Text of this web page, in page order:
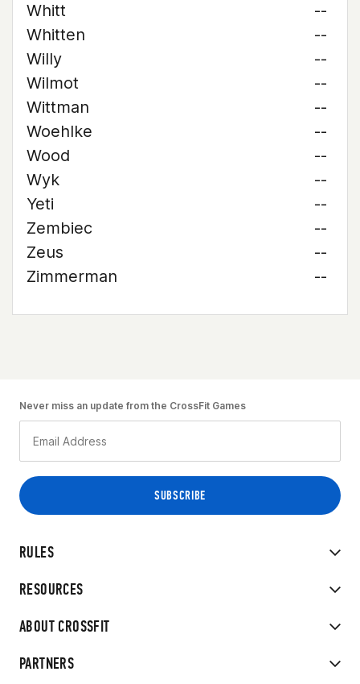
Whitt
--
Whitten
--
Willy
--
Wilmot
--
Wittman
--
Woehlke
--
Wood
--
Wyk
--
Yeti
--
Zembiec
--
Zeus
--
Zimmerman
--
RULES
RESOURCES
ABOUT CROSSFIT
PARTNERS
Never miss an update from the CrossFit Games